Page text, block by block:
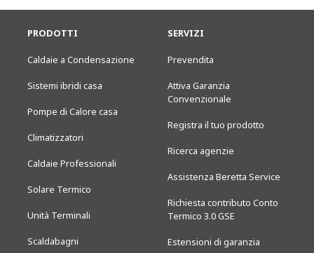
PRODOTTI
Caldaie a Condensazione
Sistemi ibridi casa
Pompe di Calore casa
Climatizzatori
Caldaie Professionali
Solare Termico
Unità Terminali
Scaldabagni
SERVIZI
Prevendita
Attiva Garanzia
Convenzionale
Registra il tuo prodotto
Ricerca agenzie
Assistenza Beretta Service
Richiesta contributo Conto
Termico 3.0 GSE
Estensioni di garanzia